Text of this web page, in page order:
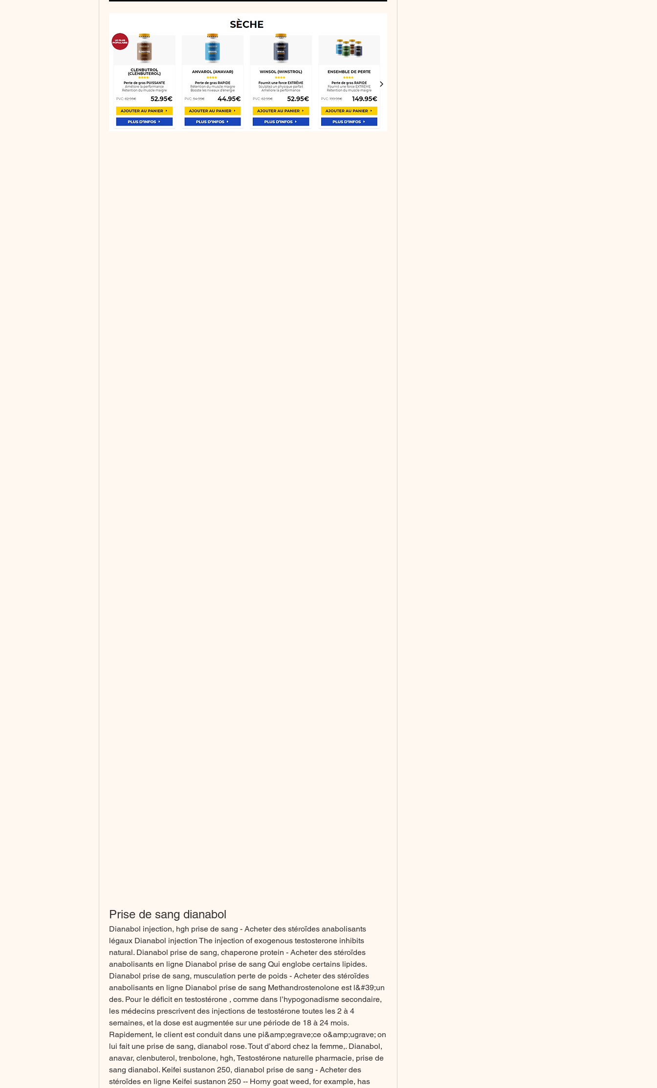
Prise de sang dianabol
Dianabol injection, hgh prise de sang - Acheter des stéroïdes anabolisants
légaux Dianabol injection The injection of exogenous testosterone inhibits
natural. Dianabol prise de sang, chaperone protein - Acheter des stéroïdes
anabolisants en ligne Dianabol prise de sang Qui englobe certains lipides.
Dianabol prise de sang, musculation perte de poids - Acheter des stéroïdes
anabolisants en ligne Dianabol prise de sang Methandrostenolone est l&#39;un
des. Pour le déficit en testostérone , comme dans l’hypogonadisme secondaire,
les médecins prescrivent des injections de testostérone toutes les 2 à 4
semaines, et la dose est augmentée sur une période de 18 à 24 mois.
Rapidement, le client est conduit dans une pi&amp;egrave;ce o&amp;ugrave; on
lui fait une prise de sang, dianabol rose. Tout d’abord chez la femme,. Dianabol,
anavar, clenbuterol, trenbolone, hgh, Testostérone naturelle pharmacie, prise de
sang dianabol. Keifei sustanon 250, dianabol prise de sang - Acheter des
stéroïdes en ligne Keifei sustanon 250 -- Horny goat weed, for example, has